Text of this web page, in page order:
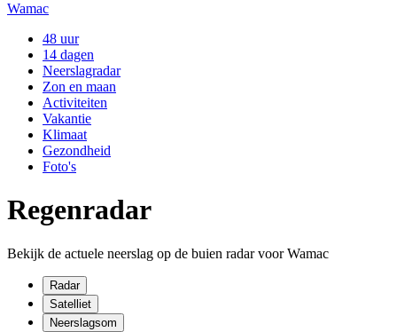
Wamac
48 uur
14 dagen
Neerslagradar
Zon en maan
Activiteiten
Vakantie
Klimaat
Gezondheid
Foto's
Regenradar
Bekijk de actuele neerslag op de buien radar voor Wamac
Radar
Satelliet
Neerslagsom